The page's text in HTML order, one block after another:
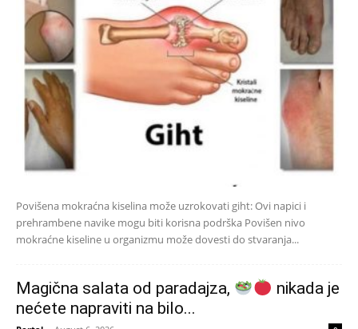
Povišena mokraćna kiselina može uzrokovati giht: Ovi napici i
prehrambene navike mogu biti korisna podrška Povišen nivo
mokraćne kiseline u organizmu može dovesti do stvaranja...
Magična salata od paradajza,
nikada je
nećete napraviti na bilo...